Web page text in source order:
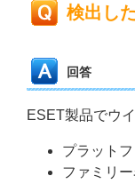
検出し
回答
ESET製品でウ
プラット
ファミリー